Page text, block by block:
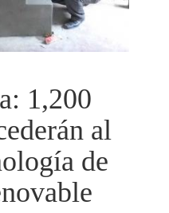
1,200
al
de